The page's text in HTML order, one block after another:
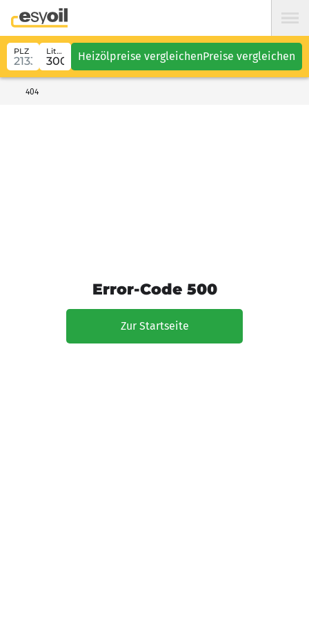
PLZ Liter Heizölpreise vergleichenPreise vergleichen
404
Error-Code 500
Zur Startseite